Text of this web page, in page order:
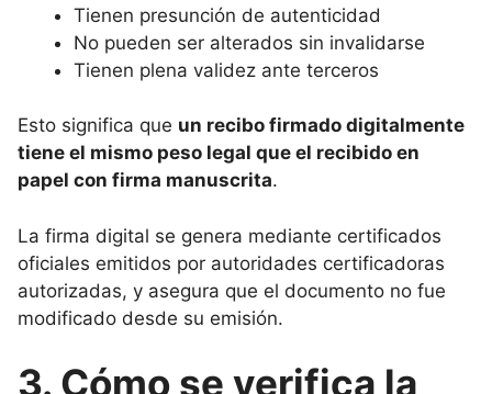
Tienen presunción de autenticidad
No pueden ser alterados sin invalidarse
Tienen plena validez ante terceros
Esto significa que un recibo firmado digitalmente
tiene el mismo peso legal que el recibido en
papel con firma manuscrita.
La firma digital se genera mediante certificados
oficiales emitidos por autoridades certificadoras
autorizadas, y asegura que el documento no fue
modificado desde su emisión.
3. Cómo se verifica la